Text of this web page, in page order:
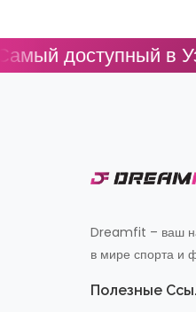
доступный в
Dreamfit – ваш
в мире спорта и
Полезные